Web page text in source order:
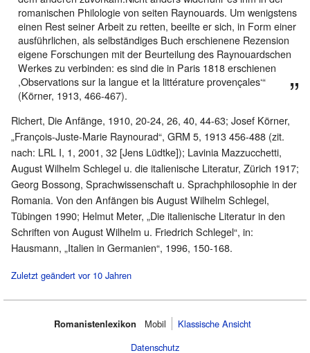
romanischen Philologie von seiten Raynouards. Um wenigstens
einen Rest seiner Arbeit zu retten, beeilte er sich, in Form einer
ausführlichen, als selbständiges Buch erschienene Rezension
eigene Forschungen mit der Beurteilung des Raynouardschen
Werkes zu verbinden: es sind die in Paris 1818 erschienen
,Observations sur la langue et la littérature provençales‘“
(Körner, 1913, 466-467).
Richert, Die Anfänge, 1910, 20-24, 26, 40, 44-63; Josef Körner,
„François-Juste-Marie Raynourad“, GRM 5, 1913 456-488 (zit.
nach: LRL I, 1, 2001, 32 [Jens Lüdtke]); Lavinia Mazzucchetti,
August Wilhelm Schlegel u. die italienische Literatur, Zürich 1917;
Georg Bossong, Sprachwissenschaft u. Sprachphilosophie in der
Romania. Von den Anfängen bis August Wilhelm Schlegel,
Tübingen 1990; Helmut Meter, „Die italienische Literatur in den
Schriften von August Wilhelm u. Friedrich Schlegel“, in:
Hausmann, „Italien in Germanien“, 1996, 150-168.
Zuletzt geändert vor 10 Jahren
Romanistenlexikon Mobil‌
Klassische Ansicht
Datenschutz